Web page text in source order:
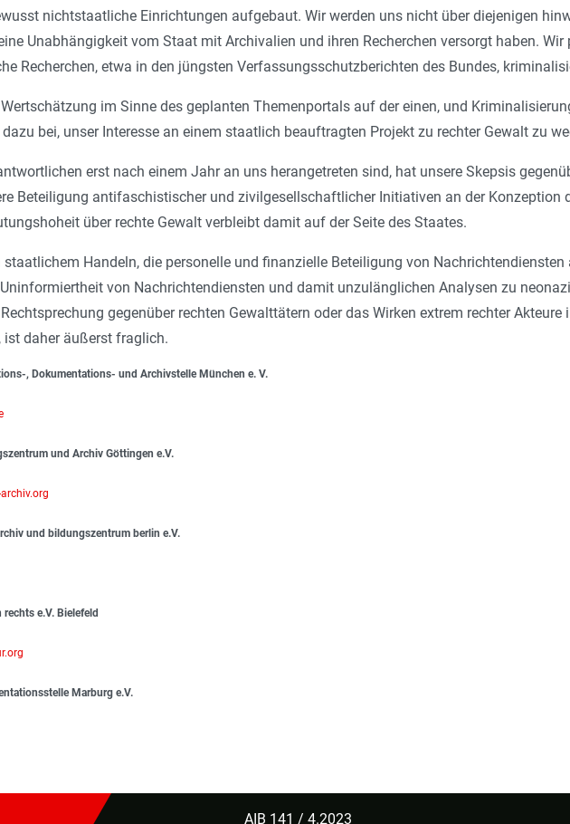
nichtstaatliche Einrichtungen aufgebaut. Wir werden uns nicht über diejenigen
Unabhängigkeit vom Staat mit Archivalien und ihren Recherchen versorgt haben. Wir
Recherchen, etwa in den jüngsten Verfassungsschutzberichten des Bundes,
im Sinne des geplanten Themenportals auf der einen, und
bei, unser Interesse an einem staatlich beauftragten Projekt zu rechter Gewalt zu
erst nach einem Jahr an uns herangetreten sind, hat unsere Skepsis
Beteiligung antifaschistischer und zivilgesellschaftlicher Initiativen an der Konzeption
über rechte Gewalt verbleibt damit auf der Seite des Staates.
staatlichem Handeln, die personelle und finanzielle Beteiligung von
von Nachrichtendiensten und damit unzulänglichen Analysen zu
gegenüber rechten Gewalttätern oder das Wirken extrem rechter Akteure
ist daher äußerst fraglich.
, Dokumentations- und Archivstelle München e. V.
und Archiv Göttingen e.V.
und bildungszentrum berlin e.V.
rechts e.V. Bielefeld
Marburg e.V.
AIB 141 / 4.2023